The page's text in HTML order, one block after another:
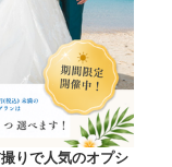
りで人気のオプシ